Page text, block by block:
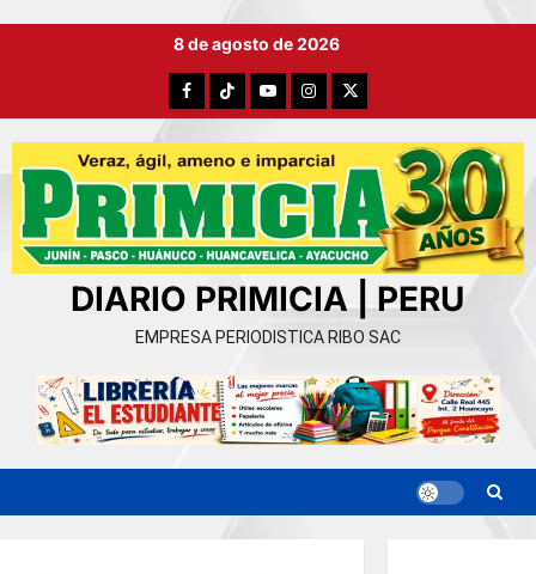
8 de agosto de 2026
FacebookTikTokYouTubeInstagram
X
DIARIO PRIMICIA | PERU
EMPRESA PERIODISTICA RIBO SAC